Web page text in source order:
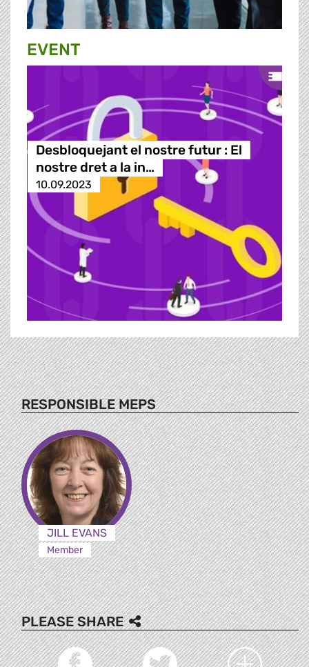
EVENT
Desbloquejant el nostre futur : El
nostre dret a la in…
10.09.2023
RESPONSIBLE MEPS
JILL EVANS
Member
PLEASE SHARE